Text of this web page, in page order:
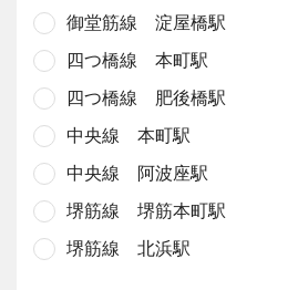
御堂筋線 淀屋橋駅
四つ橋線 本町駅
四つ橋線 肥後橋駅
中央線 本町駅
中央線 阿波座駅
堺筋線 堺筋本町駅
堺筋線 北浜駅